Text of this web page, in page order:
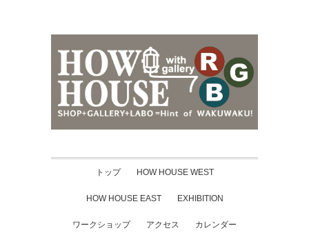
トップ HOW HOUSE WEST
HOW HOUSE EAST EXHIBITION
ワークショップ アクセス カレンダー